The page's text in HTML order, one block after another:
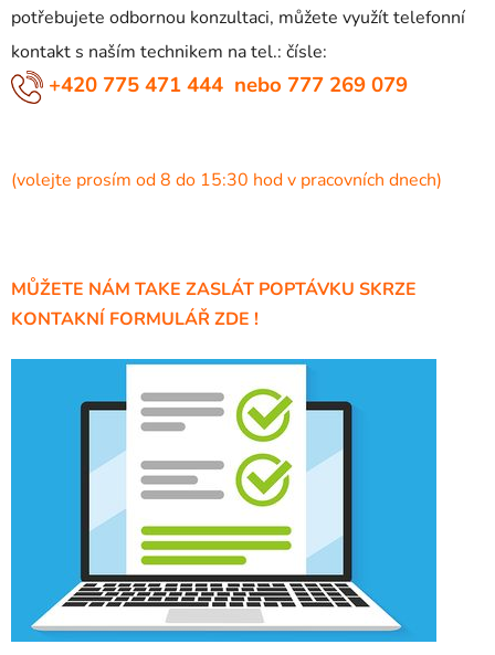
potřebujete odbornou konzultaci, můžete využít telefonní
kontakt s naším technikem na tel.: čísle:
+420 775 471 444 nebo 777 269 079
(volejte prosím od 8 do 15:30 hod v pracovních dnech)
MŮŽETE NÁM TAKE ZASLÁT POPTÁVKU SKRZE
KONTAKNÍ FORMULÁŘ ZDE !